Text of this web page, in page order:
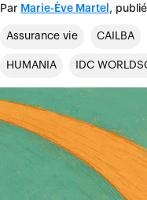
Par Marie-Ève Martel ,
Assurance vie CAILBA
HUMANIA IDC